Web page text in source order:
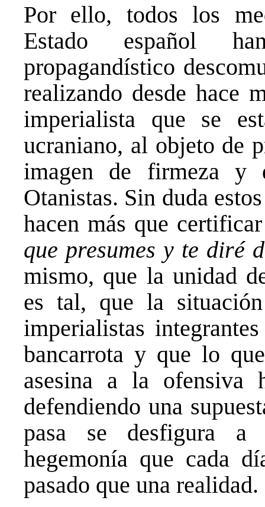
Por ello, todos los
Estado español
propagandístico
realizando desde hace
imperialista que se
ucraniano, al objeto de
imagen de firmeza y
Otanistas. Sin duda
hacen más que
que presumes y te diré
mismo, que la unidad
es tal, que la
imperialistas
bancarrota y que lo
asesina a la ofensiva
defendiendo una
pasa se desfigura a
hegemonía que cada
pasado que una realidad.